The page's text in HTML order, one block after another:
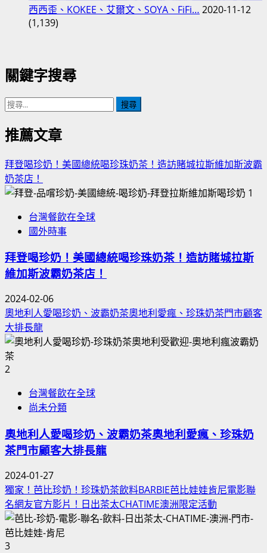
西西歪、KOKEE、艾爾文、SOYA、FiFi… 2020-11-12
(1,139)
關鍵字搜尋
搜
關
字:
推薦文章
拜登喝珍奶！美國總統喝珍珠奶茶！造訪賭城拉斯維加斯波霸
奶茶店！
1
台灣餐飲在全球
國外時事
拜登喝珍奶！美國總統喝珍珠奶茶！造訪賭城拉斯
維加斯波霸奶茶店！
2024-02-06
奧地利人愛喝珍奶、波霸奶茶奧地利愛瘋、珍珠奶茶門市顧客
大排長龍
2
台灣餐飲在全球
尚未分類
奧地利人愛喝珍奶、波霸奶茶奧地利愛瘋、珍珠奶
茶門市顧客大排長龍
2024-01-27
獨家！芭比珍奶！珍珠奶茶飲料BARBIE芭比娃娃肯尼電影聯
名網友官方影片！日出茶太CHATIME澳洲限定活動
3